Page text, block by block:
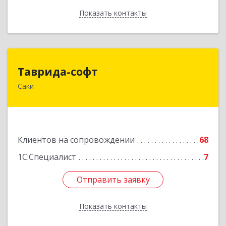
Показать контакты
Назад
Таврида-софт
Саки
Клиентов на сопровождении
68
1С:Специалист
7
Отправить заявку
Показать контакты
Подробнее
Отправить заявку
Назад